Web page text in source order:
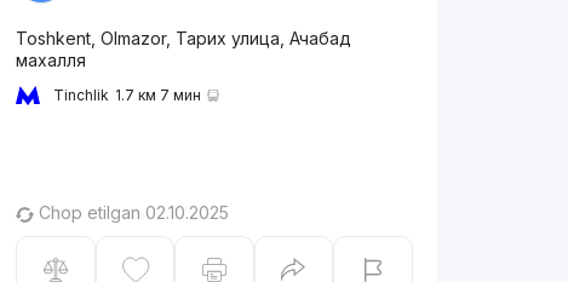
Toshkent, Olmazor, Тарих улица, Ачабад
махалля
Tinchlik 1.7 км 7 мин
Chop etilgan 02.10.2025